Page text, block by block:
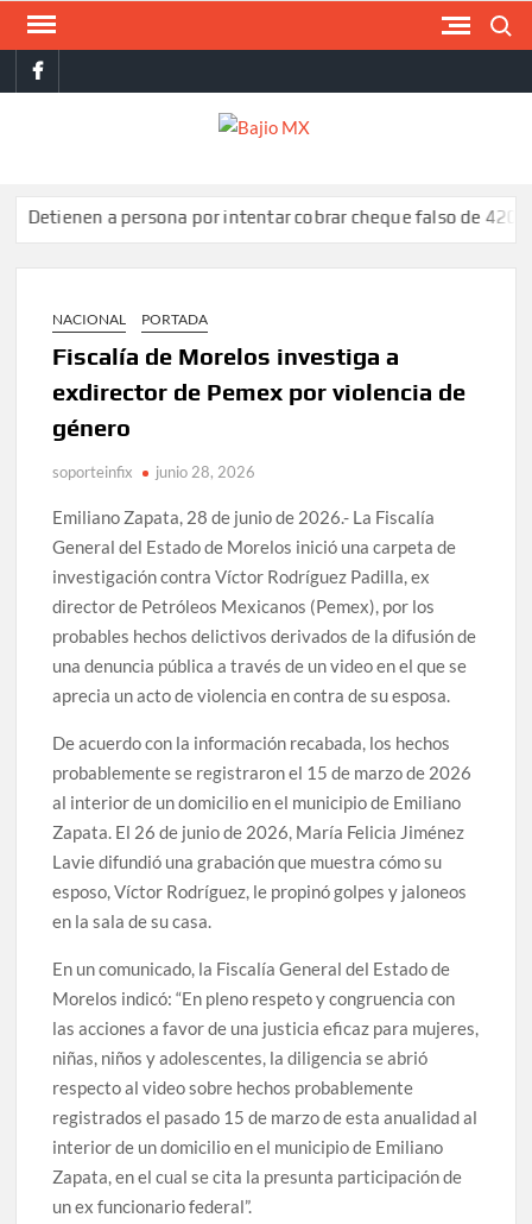
Saltar
contenidofacebook
a persona por intentar cobrar cheque falso de 420,000
NACIONAL PORTADA
Fiscalía de Morelos investiga a
exdirector de Pemex por violencia de
género
soporteinfix junio 28, 2026
Emiliano Zapata, 28 de junio de 2026.- La Fiscalía
General del Estado de Morelos inició una carpeta de
investigación contra Víctor Rodríguez Padilla, ex
director de Petróleos Mexicanos (Pemex), por los
probables hechos delictivos derivados de la difusión de
una denuncia pública a través de un video en el que se
aprecia un acto de violencia en contra de su esposa.
De acuerdo con la información recabada, los hechos
probablemente se registraron el 15 de marzo de 2026
al interior de un domicilio en el municipio de Emiliano
Zapata. El 26 de junio de 2026, María Felicia Jiménez
Lavie difundió una grabación que muestra cómo su
esposo, Víctor Rodríguez, le propinó golpes y jaloneos
en la sala de su casa.
En un comunicado, la Fiscalía General del Estado de
Morelos indicó: “En pleno respeto y congruencia con
las acciones a favor de una justicia eficaz para mujeres,
niñas, niños y adolescentes, la diligencia se abrió
respecto al video sobre hechos probablemente
registrados el pasado 15 de marzo de esta anualidad al
interior de un domicilio en el municipio de Emiliano
Zapata, en el cual se cita la presunta participación de
un ex funcionario federal”.